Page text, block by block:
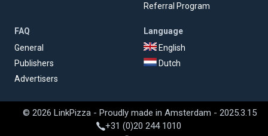
Referral Program
FAQ
General
Publishers
Advertisers
Language
English
Dutch
© 2026 LinkPizza - Proudly made in Amsterdam - 2025.3.15
+31 (0)20 244 1010